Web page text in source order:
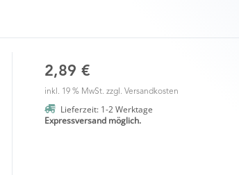
2,89 €
inkl. 19 % MwSt. zzgl. Versandkosten
Lieferzeit: 1-2 Werktage
Expressversand möglich.